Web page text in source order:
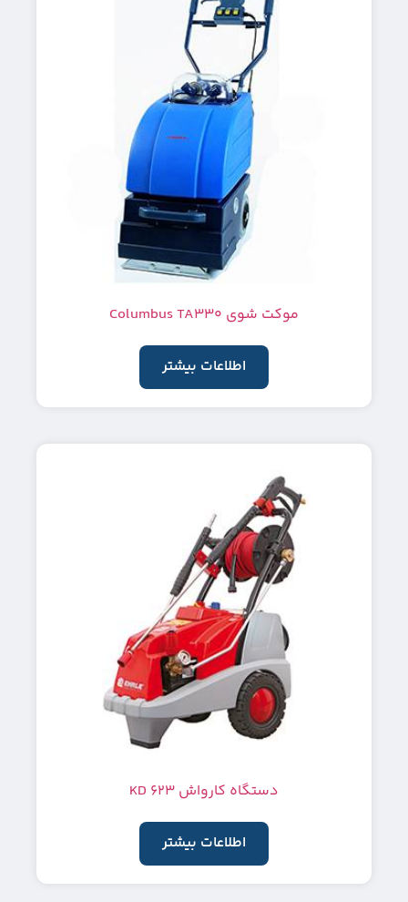
موکت شوی Columbus TA330
اطلاعات بیشتر
دستگاه کارواش KD 623
اطلاعات بیشتر